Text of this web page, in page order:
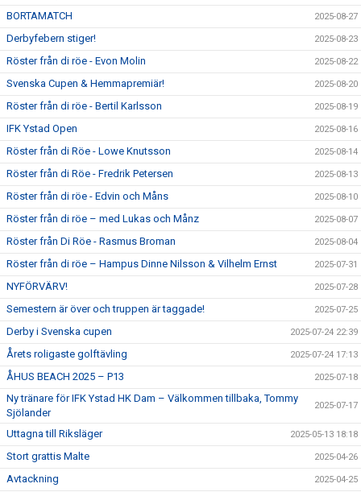
BORTAMATCH 2025-08-27
Derbyfebern stiger! 2025-08-23
Röster från di röe - Evon Molin 2025-08-22
Svenska Cupen & Hemmapremiär! 2025-08-20
Röster från di röe - Bertil Karlsson 2025-08-19
IFK Ystad Open 2025-08-16
Röster från di Röe - Lowe Knutsson 2025-08-14
Röster från di Röe - Fredrik Petersen 2025-08-13
Röster från di röe - Edvin och Måns 2025-08-10
Röster från di röe – med Lukas och Månz 2025-08-07
Röster från Di Röe - Rasmus Broman 2025-08-04
Röster från di röe – Hampus Dinne Nilsson & Vilhelm Ernst 2025-07-31
NYFÖRVÄRV! 2025-07-28
Semestern är över och truppen är taggade! 2025-07-25
Derby i Svenska cupen 2025-07-24 22:39
Årets roligaste golftävling 2025-07-24 17:13
ÅHUS BEACH 2025 – P13 2025-07-18
Ny tränare för IFK Ystad HK Dam – Välkommen tillbaka, Tommy
Sjölander
2025-07-17
Uttagna till Riksläger 2025-05-13 18:18
Stort grattis Malte 2025-04-26
Avtackning 2025-04-25